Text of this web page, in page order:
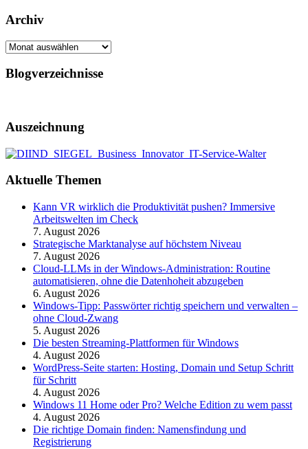
Archiv
Archiv
Blogverzeichnisse
Auszeichnung
Aktuelle Themen
Kann VR wirklich die Produktivität pushen? Immersive
Arbeitswelten im Check
7. August 2026
Strategische Marktanalyse auf höchstem Niveau
7. August 2026
Cloud-LLMs in der Windows-Administration: Routine
automatisieren, ohne die Datenhoheit abzugeben
6. August 2026
Windows-Tipp: Passwörter richtig speichern und verwalten –
ohne Cloud-Zwang
5. August 2026
Die besten Streaming-Plattformen für Windows
4. August 2026
WordPress-Seite starten: Hosting, Domain und Setup Schritt
für Schritt
4. August 2026
Windows 11 Home oder Pro? Welche Edition zu wem passt
4. August 2026
Die richtige Domain finden: Namensfindung und
Registrierung